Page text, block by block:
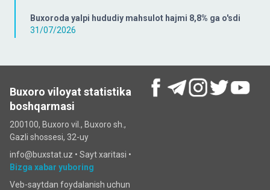
Buxoroda yalpi hududiy mahsulot hajmi 8,8% ga o'sdi
31/07/2026
Buxoro viloyat statistika
boshqarmasi
200100, Buxoro vil., Buxoro sh.,
Gazli shossesi, 32-uy
info@buxstat.uz • Sayt xaritasi •
Bizga xabar yuboring
Veb-saytdan foydalanish uchun